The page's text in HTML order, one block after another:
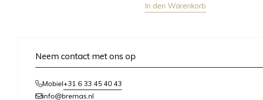
In den Warenkorb
Neem contact met ons op
Mobiel+31 6 33 45 40 43
info@bremas.nl